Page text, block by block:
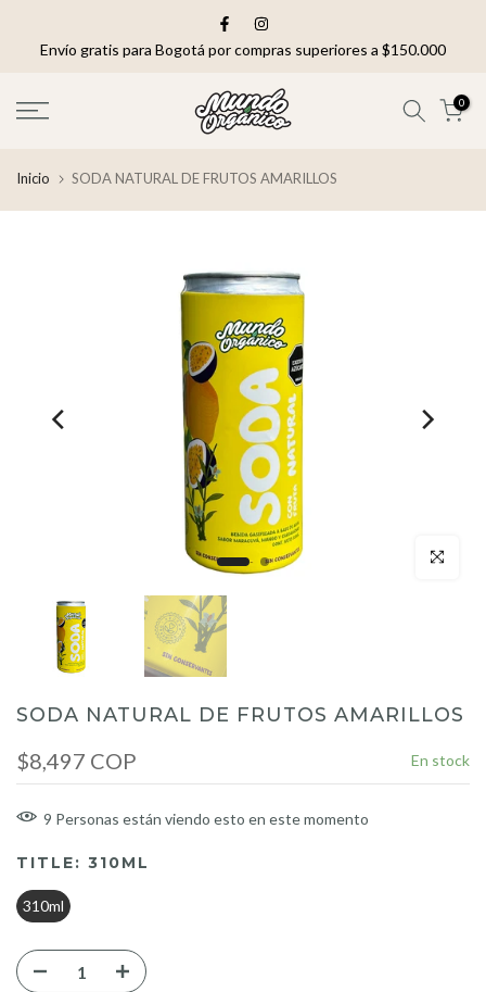
Envío gratis para Bogotá por compras superiores a $150.000
0
Inicio SODA NATURAL DE FRUTOS AMARILLOS
Click para
SODA NATURAL DE FRUTOS AMARILLOS
$8,497 COP En stock
9 Personas están viendo esto en este momento
TITLE: 310ML
310ml